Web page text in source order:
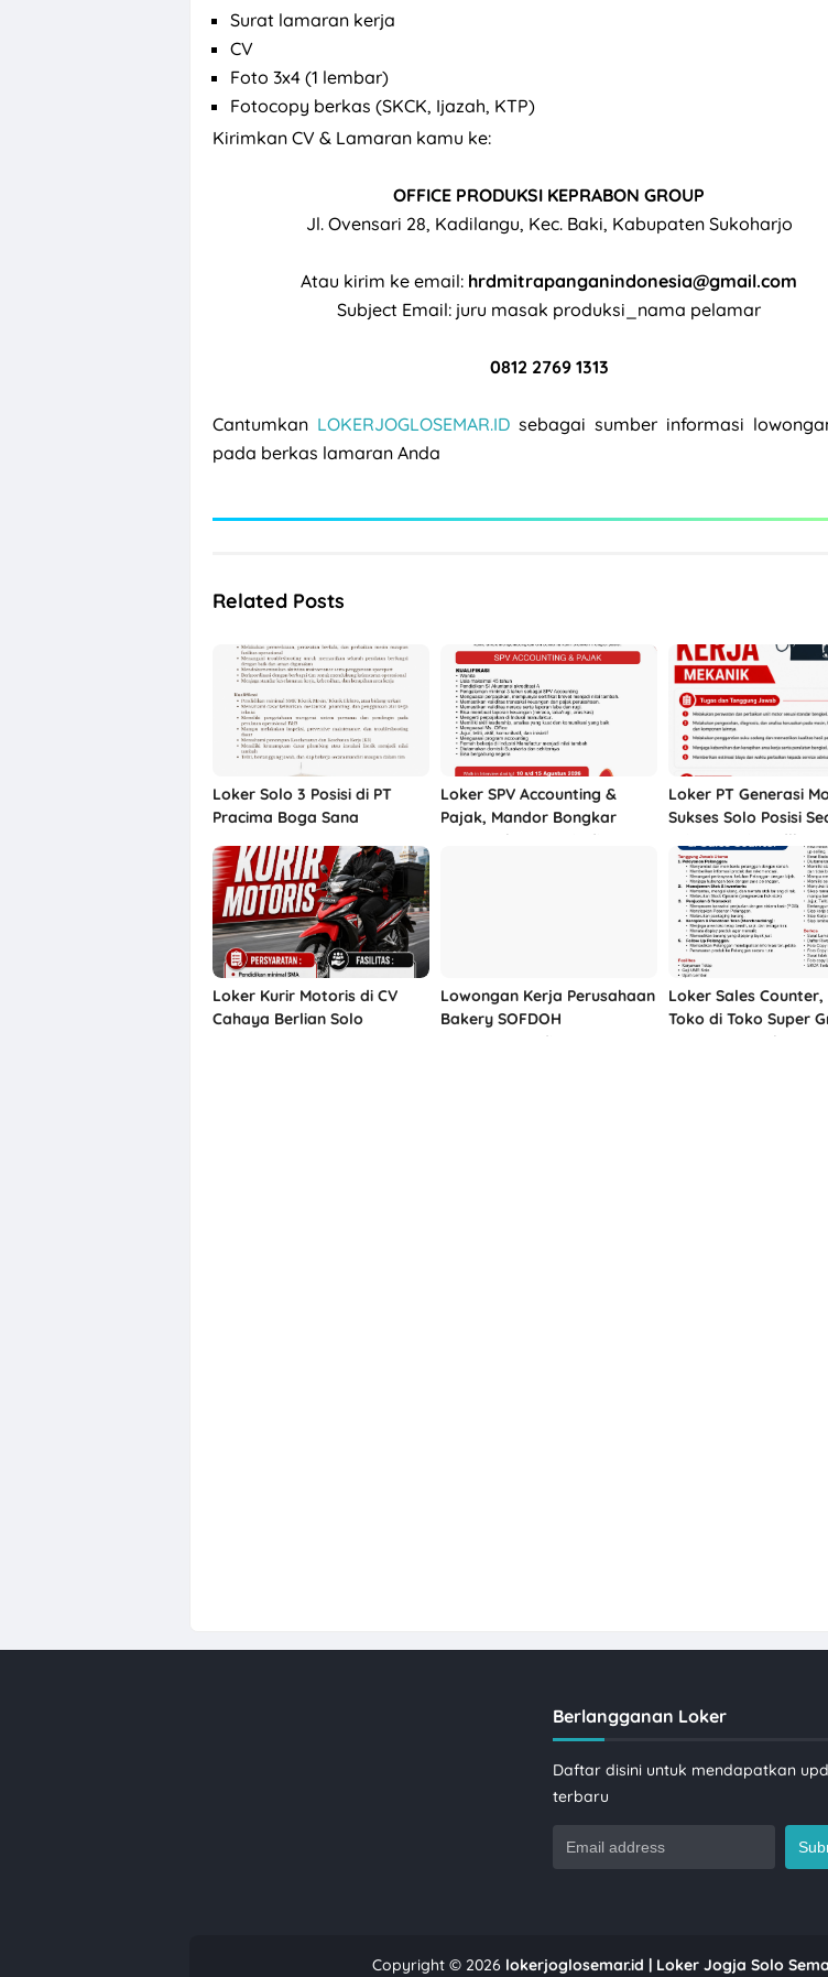
Surat lamaran kerja
CV
Foto 3x4 (1 lembar)
Fotocopy berkas (SKCK, Ijazah, KTP)
Kirimkan CV & Lamaran kamu ke:
OFFICE PRODUKSI KEPRABON GROUP
Jl. Ovensari 28, Kadilangu, Kec. Baki, Kabupaten Sukoharjo
Atau kirim ke email: hrdmitrapanganindonesia@gmail.com
Subject Email: juru masak produksi_nama pelamar
0812 2769 1313
Cantumkan LOKERJOGLOSEMAR.ID sebagai sumber informasi
pada berkas lamaran Anda
Related Posts
Loker Solo 3 Posisi di PT
Pracima Boga Sana
Loker SPV Accounting &
Pajak, Mandor Bongkar
Muat, Sales, Montir di CV
Loker PT Generasi
Sukses Solo Posisi
Driver Towing, dll
Loker Kurir Motoris di CV
Cahaya Berlian Solo
Lowongan Kerja Perusahaan
Bakery SOFDOH
Penempatan di Semarang,
Loker Sales
Toko di Toko Super
Nonongan, Solo
Berlangganan Loker
Daftar disini untuk mendapatkan
terbaru
Copyright © 2026 lokerjoglosemar.id | Loker Jogja Solo